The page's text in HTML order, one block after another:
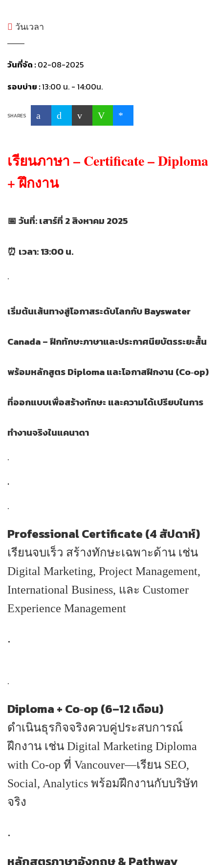
วันเวลา
วันที่จัด :02-08-2025
รอบบ่าย :13:00 น. - 14:00น.
SHARES
เรียนภาษา – Certificate – Diploma
+ ฝึกงาน
📅 วันที่: เสาร์ที่ 2 สิงหาคม 2025
⏰ เวลา: 13:00 น.
.
เริ่มต้นเส้นทางสู่โอกาสระดับโลกกับ Bayswater
Canada – ฝึกทักษะภาษาและประกาศนียบัตรระยะสั้น
พร้อมหลักสูตร Diploma และโอกาสฝึกงาน (Co‑op)
ที่ออกแบบเพื่อสร้างทักษะ และความได้เปรียบในการ
ทำงานจริงในแคนาดา
.
.
.
Professional Certificate (4 สัปดาห์)
เรียนจบเร็ว สร้างทักษะเฉพาะด้าน เช่น
Digital Marketing, Project Management,
International Business, และ Customer
Experience Management
.
.
Diploma + Co‑op (6–12 เดือน)
ดำเนินธุรกิจจริงควบคู่ประสบการณ์
ฝึกงาน เช่น Digital Marketing Diploma
with Co‑op ที่ Vancouver—เรียน SEO,
Social, Analytics พร้อมฝึกงานกับบริษัท
จริง
.
หลักสูตรภาษาอังกฤษ & Pathway